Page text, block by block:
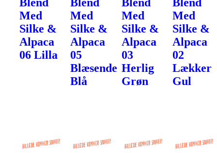
Med
Silke &
Alpaca
06 Lilla
Med
Silke &
Alpaca
05
Blæsende
Blå
Med
Silke &
Alpaca
03
Herlig
Grøn
Med
Silke &
Alpaca
02
Lækker
Gul